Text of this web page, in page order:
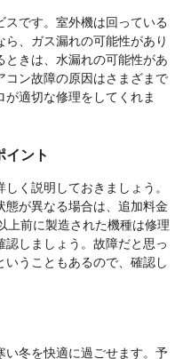
です。室外機は回っている
、ガス漏れの可能性があり
ときは、水漏れの可能性があ
コン故障の原因はさまざまで
適切な修理をしてくれま
ント
く説明しておきましょう。
が異なる場合は、追加料金
上前に製造された機種は修理
しましょう。故障だと思っ
うこともあるので、確認し
冬を快適に過ごせます。予